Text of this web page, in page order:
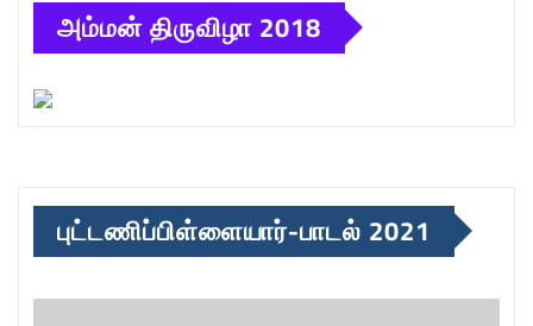
அம்மன் திருவிழா 2018
புட்டணிப்பிள்ளையார்-பாடல் 2021